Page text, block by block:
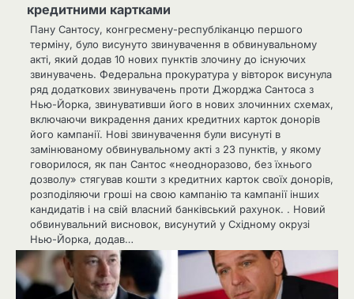
кредитними картками
Пану Сантосу, конгресмену-республіканцю першого
терміну, було висунуто звинувачення в обвинувальному
акті, який додав 10 нових пунктів злочину до існуючих
звинувачень. Федеральна прокуратура у вівторок висунула
ряд додаткових звинувачень проти Джорджа Сантоса з
Нью-Йорка, звинувативши його в нових злочинних схемах,
включаючи викрадення даних кредитних карток донорів
його кампанії. Нові звинувачення були висунуті в
замінюваному обвинувальному акті з 23 пунктів, у якому
говорилося, як пан Сантос «неодноразово, без їхнього
дозволу» стягував кошти з кредитних карток своїх донорів,
розподіляючи гроші на свою кампанію та кампанії інших
кандидатів і на свій власний банківський рахунок. . Новий
обвинувальний висновок, висунутий у Східному окрузі
Нью-Йорка, додав…